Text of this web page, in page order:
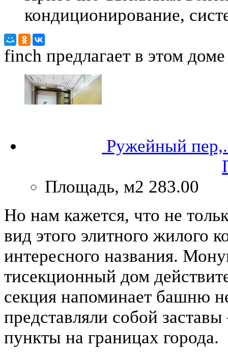
кондиционирование,
finch предлагает в этом доме
Ружейный
Площадь, м2 283.00
Но нам кажется, что не
вид этого элитного жилого
интересного названия.
тисекционный дом
секция напоминает башню
представляли собой
пункты на границах города.